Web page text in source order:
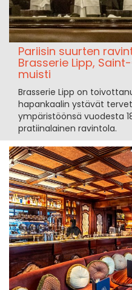
Pariisin suurten
Brasserie Lipp,
muisti
Brasserie Lipp on
hapankaalin ystävät
ympäristöönsä vuodesta
pratiinalainen ravintola.